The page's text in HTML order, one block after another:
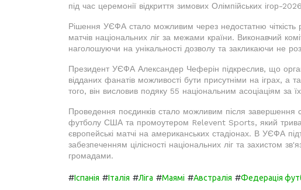
під час церемонії відкриття зимових Олімпійських ігор-
Рішення УЄФА стало можливим через недостатню
матчів національних ліг за межами країни. Виконавчий
наголошуючи на унікальності дозволу та закликаючи не
Президент УЄФА Александер Чеферін підкреслив, що
відданих фанатів можливості бути присутніми на іграх, а
того, він висловив подяку 55 національним асоціаціям за
Проведення поєдинків стало можливим після
футболу США та промоутером Relevent Sports, який
європейські матчі на американських стадіонах. В УЄФА
забезпеченням цілісності національних ліг та захистом
громадами.
#Іспанія #Італія #Ліга #Маямі #Австралія #Федерація